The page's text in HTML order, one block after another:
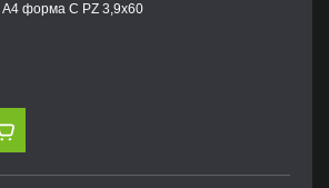
форма С PZ 3,9х60